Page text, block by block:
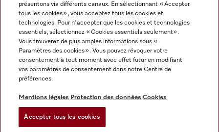
Informations légales
CGV
Conditions d’utilisation
Déclaration d'accessibilité
Digital Services Act
présentons via différents canaux. En sélectionnant « Accepter
tous les cookies », vous acceptez tous les cookies et
technologies. Pour n'accepter que les cookies et technologies
essentiels, sélectionnez « Cookies essentiels seulement».
Vous trouverez de plus amples informations sous «
Paramètres des cookies ». Vous pouvez révoquer votre
consentement à tout moment avec effet futur en modifiant
vos paramètres de consentement dans notre Centre de
préférences.
Mentions légales Protection des données Cookies
Accepter tous les cookies